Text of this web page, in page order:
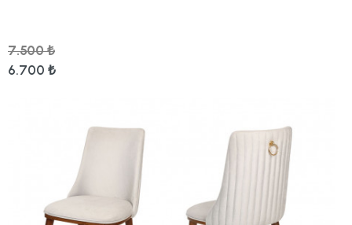
7.500 ₺
6.700 ₺